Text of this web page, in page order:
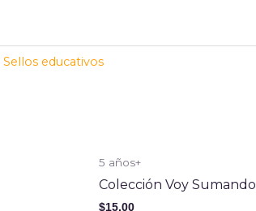
Sellos educativos
5 años+
Colección Voy Sumando
$15.00